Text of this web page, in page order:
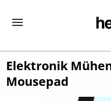
Elektronik
Mousepad